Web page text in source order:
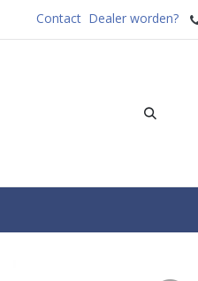
Contact Dealer worden?